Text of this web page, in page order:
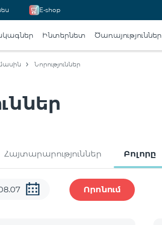
E-shop
Ինտերնետ Ծառայություններ
Նորություններ
Հայտարարություններ Բոլորը
Որոնում